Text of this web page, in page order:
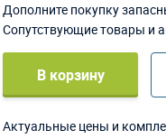
Дополните покупку
Сопутствующие товары и
В корзину
Актуальные цены и